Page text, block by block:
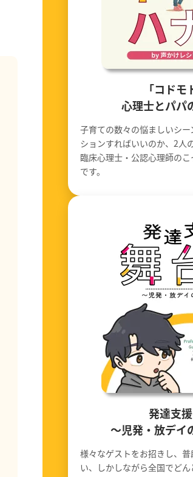
「コドモ
心理士とパパ
子育ての数々の悩ましいシ
ションすればいいのか、2人
臨床心理士・公認心理師の
です。
発達支
〜児発・放デイ
様々なゲストをお招きし、
い、しかしながら全国でど